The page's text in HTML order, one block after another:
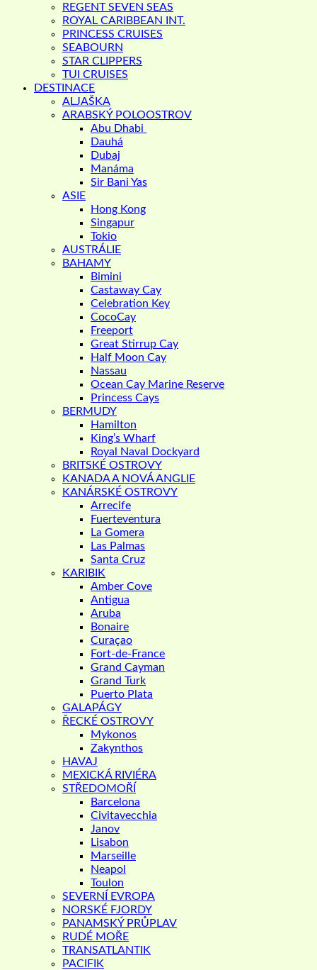
REGENT SEVEN SEAS
ROYAL CARIBBEAN INT.
PRINCESS CRUISES
SEABOURN
STAR CLIPPERS
TUI CRUISES
DESTINACE
ALJAŠKA
ARABSKÝ POLOOSTROV
Abu Dhabi
Dauhá
Dubaj
Manáma
Sir Bani Yas
ASIE
Hong Kong
Singapur
Tokio
AUSTRÁLIE
BAHAMY
Bimini
Castaway Cay
Celebration Key
CocoCay
Freeport
Great Stirrup Cay
Half Moon Cay
Nassau
Ocean Cay Marine Reserve
Princess Cays
BERMUDY
Hamilton
King’s Wharf
Royal Naval Dockyard
BRITSKÉ OSTROVY
KANADA A NOVÁ ANGLIE
KANÁRSKÉ OSTROVY
Arrecife
Fuerteventura
La Gomera
Las Palmas
Santa Cruz
KARIBIK
Amber Cove
Antigua
Aruba
Bonaire
Curaçao
Fort-de-France
Grand Cayman
Grand Turk
Puerto Plata
GALAPÁGY
ŘECKÉ OSTROVY
Mykonos
Zakynthos
HAVAJ
MEXICKÁ RIVIÉRA
STŘEDOMOŘÍ
Barcelona
Civitavecchia
Janov
Lisabon
Marseille
Neapol
Toulon
SEVERNÍ EVROPA
NORSKÉ FJORDY
PANAMSKÝ PRŮPLAV
RUDÉ MOŘE
TRANSATLANTIK
PACIFIK